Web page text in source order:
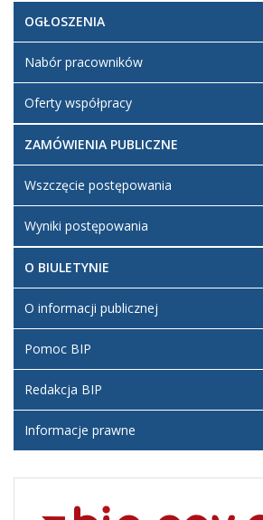
OGŁOSZENIA
Nabór pracowników
Oferty współpracy
ZAMÓWIENIA PUBLICZNE
Wszczęcie postępowania
Wyniki postępowania
O BIULETYNIE
O informacji publicznej
Pomoc BIP
Redakcja BIP
Informacje prawne